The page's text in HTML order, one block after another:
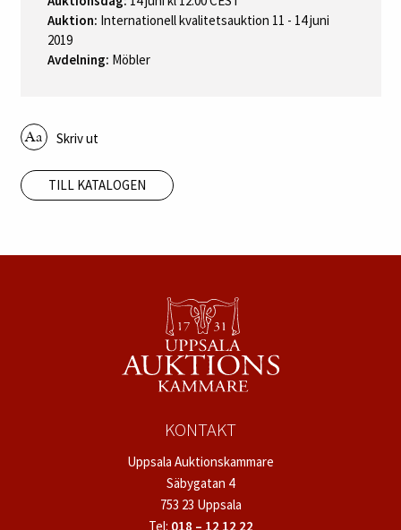
Auktion: Internationell kvalitetsauktion 11 - 14 juni
2019
Avdelning: Möbler
Skriv ut
TILL KATALOGEN
KONTAKT
Uppsala Auktionskammare
Säbygatan 4
753 23 Uppsala
Tel: 018 – 12 12 22